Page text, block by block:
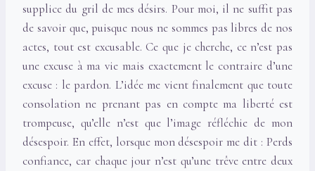
supplice du gril de mes désirs. Pour moi, il ne suffit pas
de savoir que, puisque nous ne sommes pas libres de nos
actes, tout est excusable. Ce que je cherche, ce n’est pas
une excuse à ma vie mais exactement le contraire d’une
excuse : le pardon. L’idée me vient finalement que toute
consolation ne prenant pas en compte ma liberté est
trompeuse, qu’elle n’est que l’image réfléchie de mon
désespoir. En effet, lorsque mon désespoir me dit : Perds
confiance, car chaque jour n’est qu’une trêve entre deux